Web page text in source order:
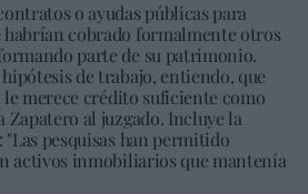
o ayudas públicas para
habrían cobrado formalmente otros
parte de su patrimonio.
de trabajo, entiendo, que
le merece crédito suficiente como
Zapatero al juzgado. Incluye la
pesquisas han permitido
activos inmobiliarios que mantenía